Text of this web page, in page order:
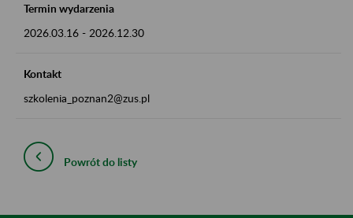
Termin wydarzenia
2026.03.16 - 2026.12.30
Kontakt
szkolenia_poznan2@zus.pl
Powrót do listy